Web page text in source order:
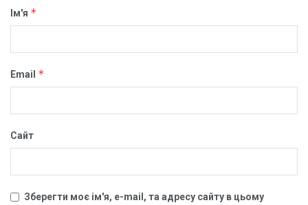
Ім'я *
Email *
Сайт
Зберегти моє ім'я, e-mail, та адресу сайту в цьому